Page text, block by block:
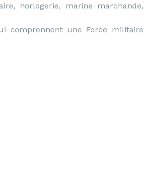
horlogerie, marine marchande,
comprennent une Force militaire